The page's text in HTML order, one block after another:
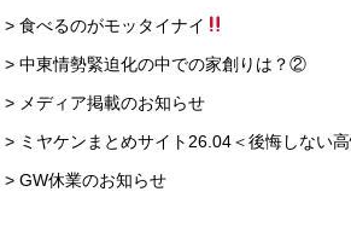
> 食べるのがモッタイナイ
> 中東情勢緊迫化の中での家創りは？②
> メディア掲載のお知らせ
> ミヤケンまとめサイト26.04＜後悔しない
> GW休業のお知らせ